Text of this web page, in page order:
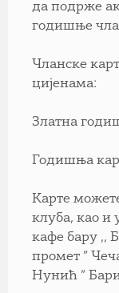
да подрже
годишње
Чланске
цијенама:
Златна
Годишња
Карте
клуба, као и
кафе бару ,,
промет ”
Нунић ”